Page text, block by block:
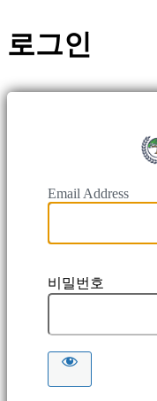
로그인
Email Address
비밀번호